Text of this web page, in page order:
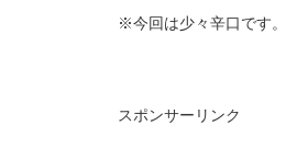
※今回は少々辛口です。
スポンサーリンク